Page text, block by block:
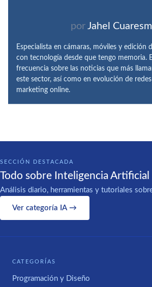
por Jahel
Especialista en cámaras, móviles y edición
con tecnología desde que tengo memoria.
frecuencia sobre las noticias que más
este sector, así como en evolución de
marketing online.
SECCIÓN DESTACADA
Todo sobre Inteligencia Artificial
Análisis diario, herramientas y tutoriales
Ver categoría IA →
CATEGORÍAS
Programación y Diseño